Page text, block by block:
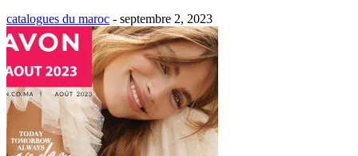
catalogues du maroc - septembre 2, 2023